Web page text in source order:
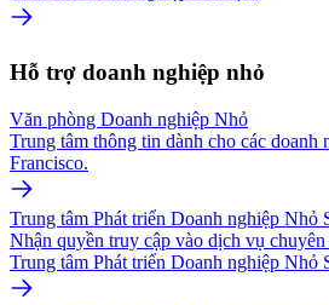
Hỗ trợ doanh nghiệp nhỏ
Văn phòng Doanh nghiệp Nhỏ
Trung tâm thông tin dành cho các doanh
Francisco.
Trung tâm Phát triển Doanh nghiệp Nhỏ
Nhận quyền truy cập vào dịch vụ
Trung tâm Phát triển Doanh nghiệp Nhỏ